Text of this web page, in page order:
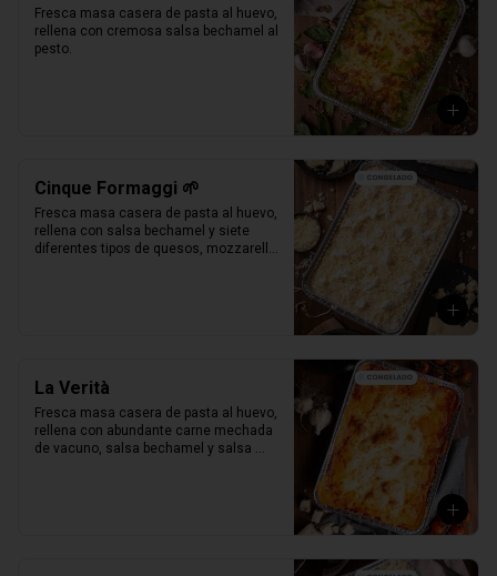
Fresca masa casera de pasta al huevo,
rellena con cremosa salsa bechamel al
pesto.
Cinque Formaggi 🌱
Fresca masa casera de pasta al huevo,
rellena con salsa bechamel y siete
diferentes tipos de quesos, mozzarella,
La Verità
Fresca masa casera de pasta al huevo,
rellena con abundante carne mechada
de vacuno, salsa bechamel y salsa